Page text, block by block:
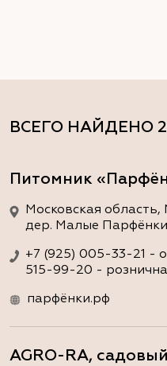
ВСЕГО НАЙДЕНО
Питомник
Московская
дер. Малые
+7 (925) 005-33-21 -
515-99-20 -
парфёнки.рф
AGRO-RA,